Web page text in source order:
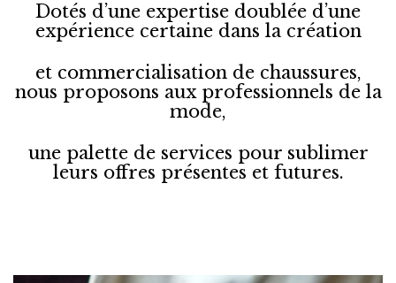
Dotés d’une expertise doublée d’une
expérience certaine dans la création
et commercialisation de chaussures,
nous proposons aux professionnels de la
mode,
une palette de services pour sublimer
leurs offres présentes et futures.